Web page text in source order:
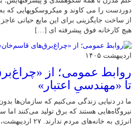
دوردست را می کاوند و میکروسکوپهایی که به
از ساخت جایگزینی برای این مایع حیاتی
هیچ کارخانه فوق ‌پیشرفته ‌ای […]
اردیبهشت ۱۴۰۵
روابط عمومی؛ از
تا «مهندسیِ اعتبار»
ما در دنیایی زندگی می‌کنیم که سازمان‌ها
نیروگاه‌هایی هستند که برق تولید می‌کنند
انرژی به خانه‌های